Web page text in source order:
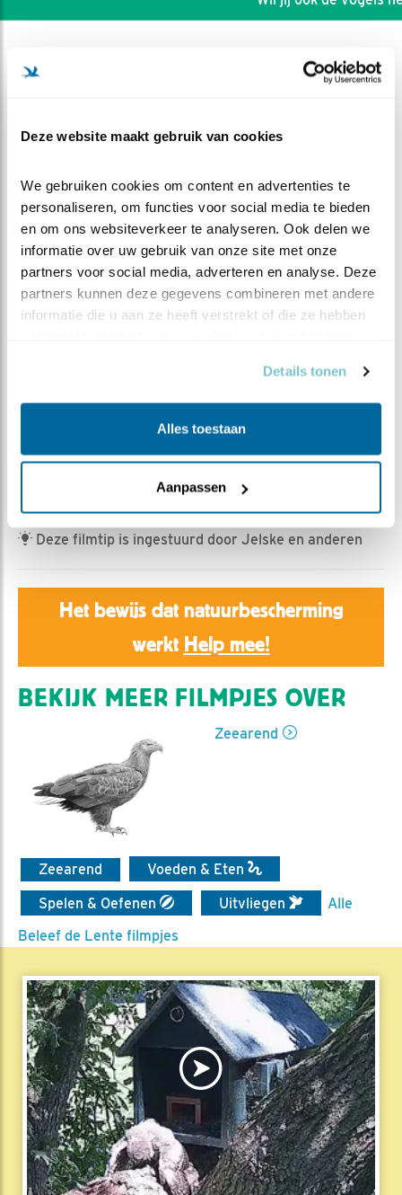
Deze website maakt gebruik van cookies
We gebruiken cookies om content en advertenties te
personaliseren, om functies voor social media te bieden
en om ons websiteverkeer te analyseren. Ook delen we
informatie over uw gebruik van onze site met onze
partners voor social media, adverteren en analyse. Deze
partners kunnen deze gegevens combineren met andere
informatie die u aan ze heeft verstrekt of die ze hebben
Details tonen
Alles toestaan
Aanpassen
DEEL DIT FILMPJE
Jan Dagevos | Geplaatst op 1 juli 2022, 12:36 |
Vind
Bewaar dit filmpje|
607x
Vliegclub ADH gaatAlsmaarDoorHoger, weer of geen
Deze filmtip is ingestuurd door Jelske en anderen
Het bewijs dat natuurbescherming
werkt Help mee!
BEKIJK MEER FILMPJES OVER
Zeearend
Zeearend
Voeden & Eten
Spelen & Oefenen
Uitvliegen
Alle
Beleef de Lente filmpjes